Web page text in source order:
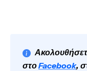
στοFacebook,